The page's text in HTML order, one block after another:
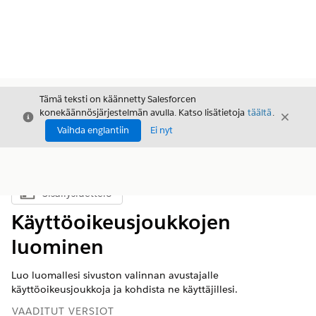
Sulje
Tämä teksti on käännetty Salesforcen
konekäännösjärjestelmän avulla. Katso lisätietoja täältä.
Vaihda englantiin
Ei nyt
Sulje
Näytä sisällysluettelo
Sisällysluettelo
Käyttöoikeusjoukkojen
luominen
Luo luomallesi sivuston valinnan avustajalle
käyttöoikeusjoukkoja ja kohdista ne käyttäjillesi.
VAADITUT VERSIOT